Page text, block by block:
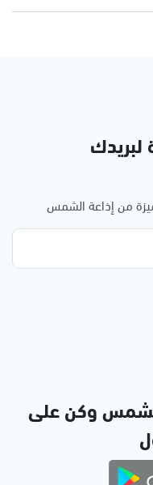
لبريدك
من إذاعة الشمس
وكن على